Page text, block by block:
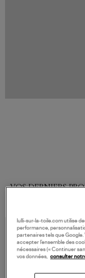
VOS DERNIERS
lulli-sur-la-toile.com utilise
performance,
partenaires tels que Google.
accepter l’ensemble des
nécessaires (« Continuer
vos données, consulter